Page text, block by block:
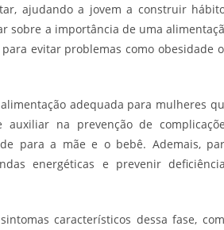
ajudando a jovem a construir
sobre a importância de uma
evitar problemas como obesidade
adequada para mulheres
na prevenção de
para a mãe e o bebê. Ademais,
energéticas e prevenir
característicos dessa fase,